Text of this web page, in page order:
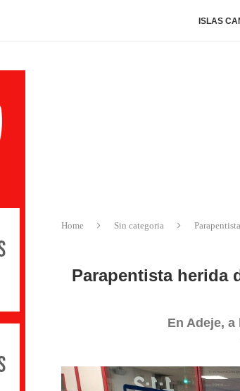
ISLAS
Home Sin categoria
Parapentista herida
En Adeje,